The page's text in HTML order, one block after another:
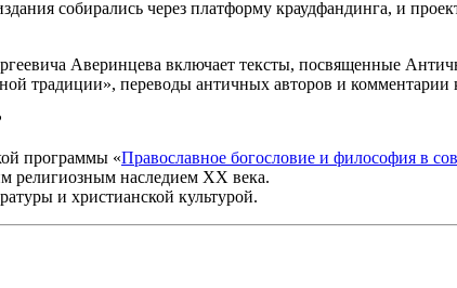
собирались через платформу краудфандинга, и
Аверинцева включает тексты, посвященные
традиции», переводы античных авторов и комментарии
программы «Православное богословие и философия в
религиозным наследием XX века.
и христианской культурой.